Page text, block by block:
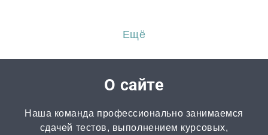
Перевод
Диссертация
от 15 дней | от 15000 ₽
Ещё
О сайте
Наша команда профессионально занимаемся
сдачей тестов, выполнением курсовых,